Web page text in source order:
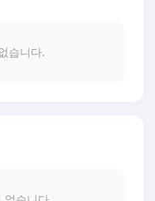
습니다.